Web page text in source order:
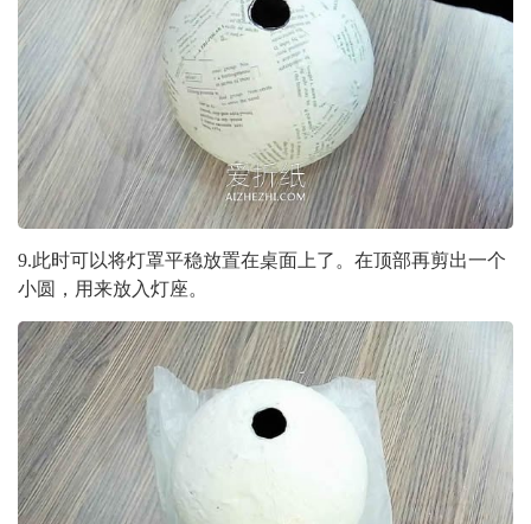
9.此时可以将灯罩平稳放置在桌面上了。在顶部再剪出一个
小圆，用来放入灯座。